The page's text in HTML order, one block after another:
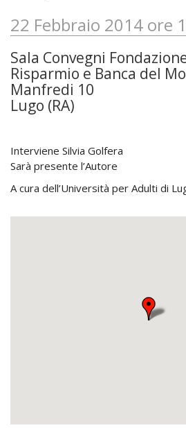
22 Febbraio 2014 ore
Sala Convegni
Risparmio e Banca del
Manfredi 10
Lugo (RA)
Interviene Silvia Golfera
Sarà presente l’Autore
A cura dell’Università per Adulti di